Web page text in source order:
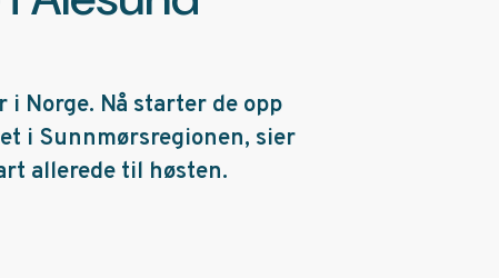
Norge. Nå starter de opp
i Sunnmørsregionen, sier
allerede til høsten.